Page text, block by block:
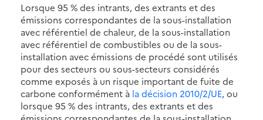
Lorsque 95 % des intrants, des extrants et des
émissions correspondantes de la sous-installation
avec référentiel de chaleur, de la sous-installation
avec référentiel de combustibles ou de la sous-
installation avec émissions de procédé sont utilisés
pour des secteurs ou sous-secteurs considérés
comme exposés à un risque important de fuite de
carbone conformément à la décision 2010/2/UE, ou
lorsque 95 % des intrants, des extrants et des